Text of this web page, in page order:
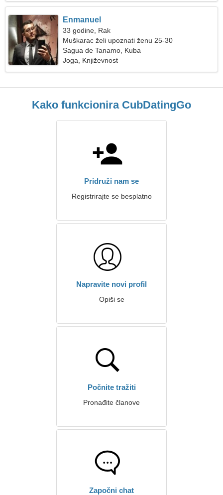
Enmanuel
33 godine, Rak
Muškarac želi upoznati ženu 25-30
Sagua de Tanamo, Kuba
Joga, Književnost
Kako funkcionira CubDatingGo
Pridruži nam se
Registrirajte se besplatno
Napravite novi profil
Opiši se
Počnite tražiti
Pronađite članove
Započni chat